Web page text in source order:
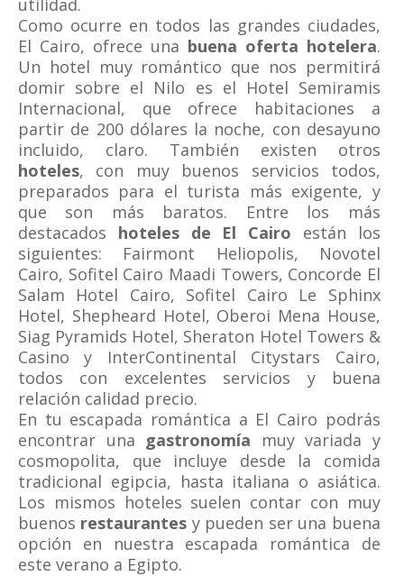
utilidad.
Como ocurre en todos las grandes ciudades,
El Cairo, ofrece una buena oferta hotelera.
Un hotel muy romántico que nos permitirá
domir sobre el Nilo es el Hotel Semiramis
Internacional, que ofrece habitaciones a
partir de 200 dólares la noche, con desayuno
incluido, claro. También existen otros
hoteles, con muy buenos servicios todos,
preparados para el turista más exigente, y
que son más baratos. Entre los más
destacados hoteles de El Cairo están los
siguientes: Fairmont Heliopolis, Novotel
Cairo, Sofitel Cairo Maadi Towers, Concorde El
Salam Hotel Cairo, Sofitel Cairo Le Sphinx
Hotel, Shepheard Hotel, Oberoi Mena House,
Siag Pyramids Hotel, Sheraton Hotel Towers &
Casino y InterContinental Citystars Cairo,
todos con excelentes servicios y buena
relación calidad precio.
En tu escapada romántica a El Cairo podrás
encontrar una gastronomía muy variada y
cosmopolita, que incluye desde la comida
tradicional egipcia, hasta italiana o asiática.
Los mismos hoteles suelen contar con muy
buenos restaurantes y pueden ser una buena
opción en nuestra escapada romántica de
este verano a Egipto.